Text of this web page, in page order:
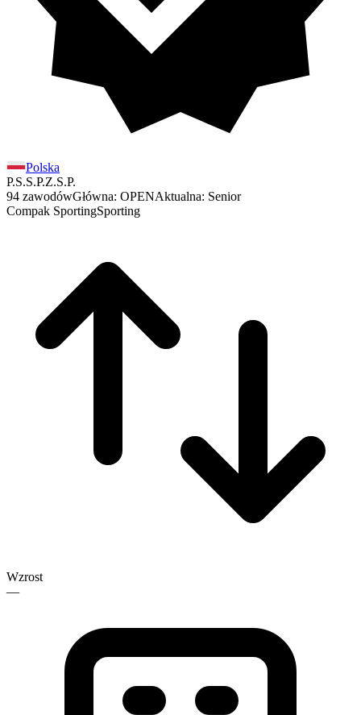
Polska
P.S.S.P.Z.S.P.
94 zawodówGłówna: OPENAktualna: Senior
Compak SportingSporting
Wzrost
—